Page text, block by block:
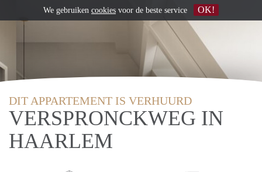
DIT APPARTEMENT IS VERHUURD
VERSPRONCKWEG IN
HAARLEM
We gebruiken cookies voor de beste service OK!